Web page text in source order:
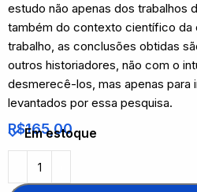
estudo não apenas dos trabalhos
também do contexto científico da
trabalho, as conclusões obtidas
outros historiadores, não com o
desmerecê-los, mas apenas para
levantados por essa pesquisa.
R$165,00
Em estoque